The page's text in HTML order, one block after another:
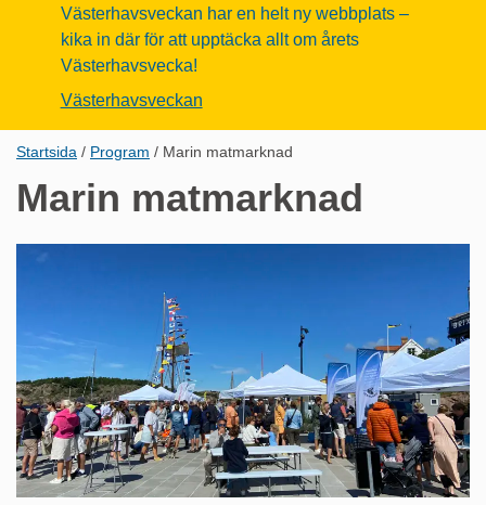
Västerhavsveckan har en helt ny webbplats –
kika in där för att upptäcka allt om årets
Västerhavsvecka!
Västerhavsveckan
Länkstig,
är
sidan
Startsida Program Marin matmarknad
Marin matmarknad